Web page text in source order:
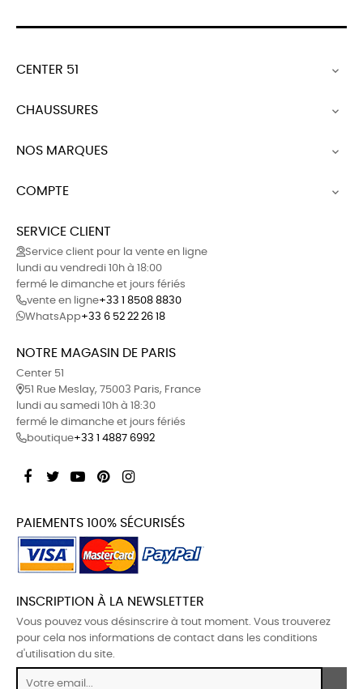
CENTER 51 
CHAUSSURES 
NOS MARQUES 
COMPTE 
SERVICE CLIENT
Service client pour la vente en ligne
lundi au vendredi 10h à 18:00
fermé le dimanche et jours fériés
vente en ligne+33 1 8508 8830
WhatsApp+33 6 52 22 26 18
NOTRE MAGASIN DE PARIS
Center 51
51 Rue Meslay, 75003 Paris, France
lundi au samedi 10h à 18:30
fermé le dimanche et jours fériés
boutique+33 1 4887 6992
Facebook
TwitterYouTubePinterest
PAIEMENTS 100% SÉCURISÉS
INSCRIPTION À LA NEWSLETTER
Vous pouvez vous désinscrire à tout moment. Vous trouverez
pour cela nos informations de contact dans les conditions
d'utilisation du site.